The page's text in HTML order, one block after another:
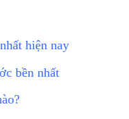
hiện nay
bền nhất